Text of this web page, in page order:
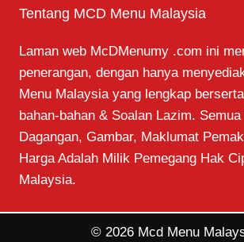
Tentang MCD Menu Malaysia
Laman web McDMenumy .com ini
penerangan, dengan hanya
Menu Malaysia yang lengkap
bahan-bahan & Soalan Lazim. Semua
Dagangan, Gambar, Maklumat
Harga Adalah Milik Pemegang Hak
Malaysia.
© 2026 Mcd Menu